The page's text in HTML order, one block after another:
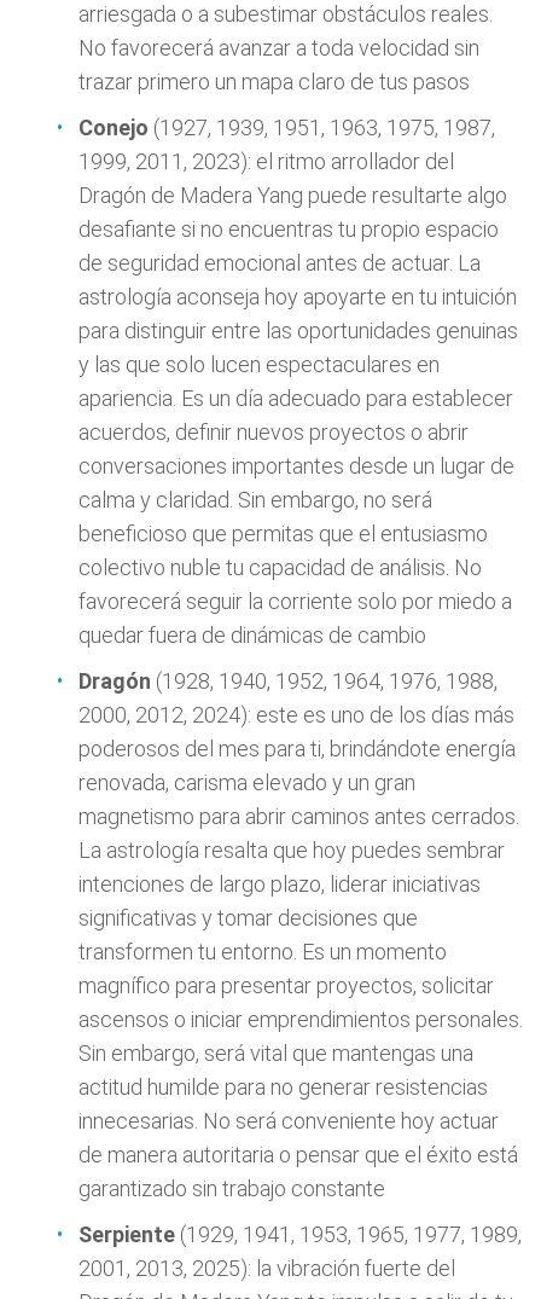
arriesgada o a subestimar obstáculos reales.
No favorecerá avanzar a toda velocidad sin
trazar primero un mapa claro de tus pasos
Conejo (1927, 1939, 1951, 1963, 1975, 1987,
1999, 2011, 2023): el ritmo arrollador del
Dragón de Madera Yang puede resultarte algo
desafiante si no encuentras tu propio espacio
de seguridad emocional antes de actuar. La
astrología aconseja hoy apoyarte en tu intuición
para distinguir entre las oportunidades genuinas
y las que solo lucen espectaculares en
apariencia. Es un día adecuado para establecer
acuerdos, definir nuevos proyectos o abrir
conversaciones importantes desde un lugar de
calma y claridad. Sin embargo, no será
beneficioso que permitas que el entusiasmo
colectivo nuble tu capacidad de análisis. No
favorecerá seguir la corriente solo por miedo a
quedar fuera de dinámicas de cambio
Dragón (1928, 1940, 1952, 1964, 1976, 1988,
2000, 2012, 2024): este es uno de los días más
poderosos del mes para ti, brindándote energía
renovada, carisma elevado y un gran
magnetismo para abrir caminos antes cerrados.
La astrología resalta que hoy puedes sembrar
intenciones de largo plazo, liderar iniciativas
significativas y tomar decisiones que
transformen tu entorno. Es un momento
magnífico para presentar proyectos, solicitar
ascensos o iniciar emprendimientos personales.
Sin embargo, será vital que mantengas una
actitud humilde para no generar resistencias
innecesarias. No será conveniente hoy actuar
de manera autoritaria o pensar que el éxito está
garantizado sin trabajo constante
Serpiente (1929, 1941, 1953, 1965, 1977, 1989,
2001, 2013, 2025): la vibración fuerte del